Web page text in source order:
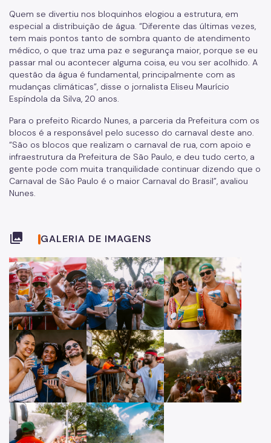
Quem se divertiu nos bloquinhos elogiou a estrutura, em
especial a distribuição de água. “Diferente das últimas vezes,
tem mais pontos tanto de sombra quanto de atendimento
médico, o que traz uma paz e segurança maior, porque se eu
passar mal ou acontecer alguma coisa, eu vou ser acolhido. A
questão da água é fundamental, principalmente com as
mudanças climáticas”, disse o jornalista Eliseu Maurício
Espíndola da Silva, 20 anos.
Para o prefeito Ricardo Nunes, a parceria da Prefeitura com os
blocos é a responsável pelo sucesso do carnaval deste ano.
“São os blocos que realizam o carnaval de rua, com apoio e
infraestrutura da Prefeitura de São Paulo, e deu tudo certo, a
gente pode com muita tranquilidade continuar dizendo que o
Carnaval de São Paulo é o maior Carnaval do Brasil”, avaliou
Nunes.
collections GALERIA DE IMAGENS